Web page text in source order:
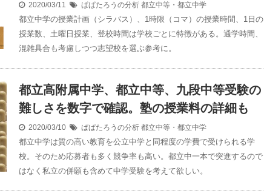
2020/03/11 ぱぱたろうの分析 都立中等・都立中学
都立中学の授業計画（シラバス）、1時限（コマ）の授業時間、1日の
授業数、土曜日授業、登校時間は学校ごとに特徴がある。通学時間、
混雑具合も考慮しつつ志望校を選ぶ参考に。
都立高附属中学、都立中等、九段中等受験の
難しさを数字で確認。塾の授業料の詳細も
2020/03/10 ぱぱたろうの分析 都立中等・都立中学
都立中学は質の高い教育を公立中学と同程度の学費で受けられる学
校。そのため応募者も多く競争率も高い。都立中一本で突進するので
はなく私立の併願も含めて中学受験を考えて欲しい。